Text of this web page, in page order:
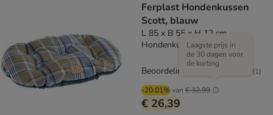
Ferplast Hondenkussen
Scott, blauw
L 85 x B 55 x H 12 cm -
Hondenkussen Scott
-20.01%van € 32,99
Laagste prijs in
de 30 dagen voor
de korting
€ 26,39
Beoordeling: 5/5 (1)